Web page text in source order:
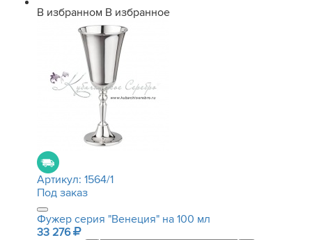
В избранном В избранное
Артикул: 1564/1
Под заказ
Фужер серия "Венеция" на 100 мл
33 276